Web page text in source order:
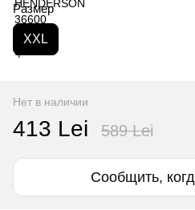
Размер
XXL
Нет в наличии
413 Lei 589 Lei
Сообщить,